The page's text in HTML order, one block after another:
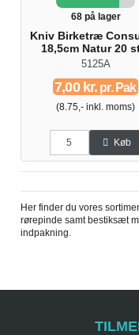
68 på lager
Kniv Birketræ
18,5cm Natur 20
5125A
7,00 kr. pr. Pak
(8.75,- inkl. moms)
Køb
Her finder du vores
rørepinde samt bestiksæt
indpakning.